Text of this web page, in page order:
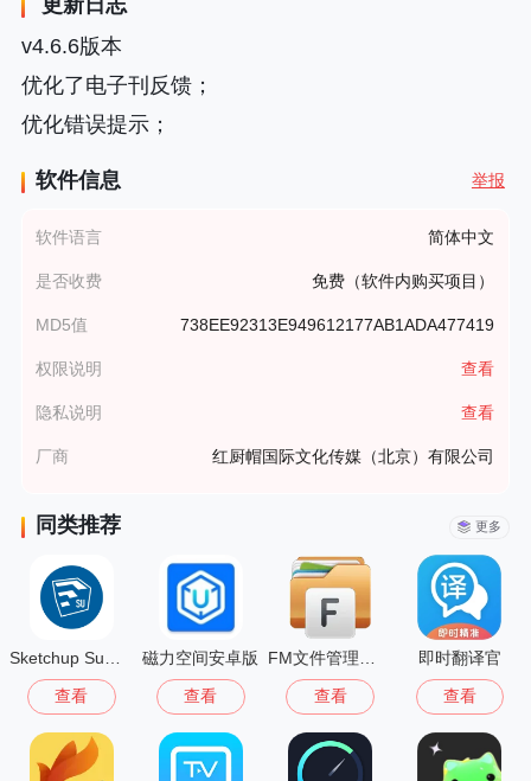
更新日志
v4.6.6版本
优化了电子刊反馈；
优化错误提示；
软件信息 举报
软件语言 简体中文
是否收费 免费（软件内购买项目）
MD5值 738EE92313E949612177AB1ADA477419
权限说明 查看
隐私说明 查看
厂商 红厨帽国际文化传媒（北京）有限公司
同类推荐 更多
查看
磁力空间安卓版
查看 查看
即时翻译官
查看